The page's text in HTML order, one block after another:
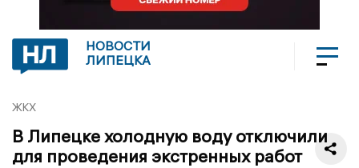
НОВОСТИ
ЛИПЕЦКА
ЖКХ
В Липецке холодную воду отключили
для проведения экстренных работ